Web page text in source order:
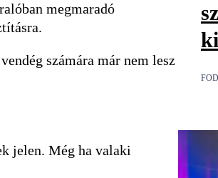
megmaradó
számára már nem lesz
jelen. Még ha valaki